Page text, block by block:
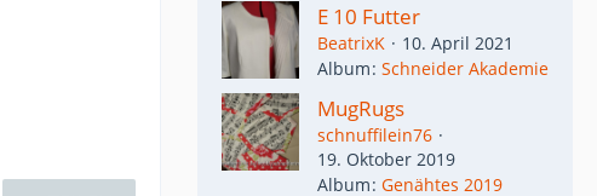
E 10 Futter
BeatrixK
10. April 2021
Album Schneider Akademie
MugRugs
schnuffilein76
19. Oktober 2019
Album Genähtes 2019